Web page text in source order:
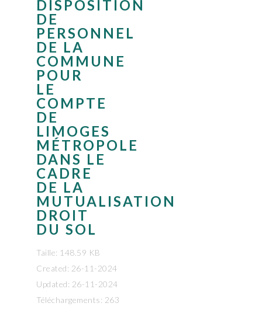
DISPOSITION
DE
PERSONNEL
DE LA
COMMUNE
POUR
LE
COMPTE
DE
LIMOGES
MÉTROPOLE
DANS LE
CADRE
DE LA
MUTUALISATION
DROIT
DU SOL
Taille: 148.59 KB
Created: 26-11-2024
Updated: 26-11-2024
Téléchargements: 263